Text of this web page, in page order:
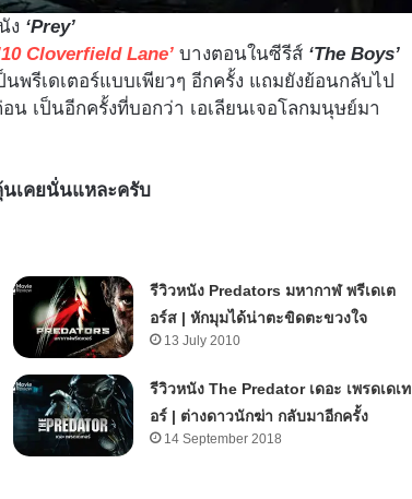
ง ‘Prey’
Cloverfield Lane’ บางตอนในซีรีส์ ‘The Boys’
พรีเดเตอร์แบบเพียวๆ อีกครั้ง แถมยังย้อนกลับไป
เป็นอีกครั้งที่บอกว่า เอเลียนเจอโลกมนุษย์มา
นเคยนั่นแหละครับ
รีวิวหนัง Predators มหากาฬ พรีเดเต
อร์ส | หักมุมได้น่าตะขิดตะขวงใจ
13 July 2010
รีวิวหนัง The Predator เดอะ เพรดเดเท
อร์ | ต่างดาวนักฆ่า กลับมาอีกครั้ง
14 September 2018